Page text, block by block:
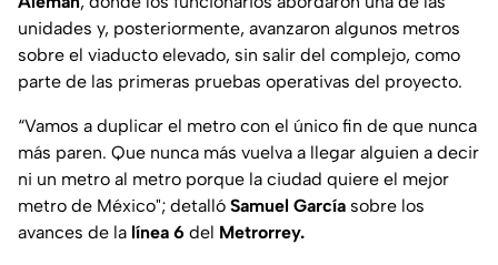
unidades y, posteriormente, avanzaron algunos metros
sobre el viaducto elevado, sin salir del complejo, como
parte de las primeras pruebas operativas del proyecto.
“Vamos a duplicar el metro con el único fin de que nunca
más paren. Que nunca más vuelva a llegar alguien a decir
ni un metro al metro porque la ciudad quiere el mejor
metro de México"; detalló Samuel García sobre los
avances de la línea 6 del Metrorrey.